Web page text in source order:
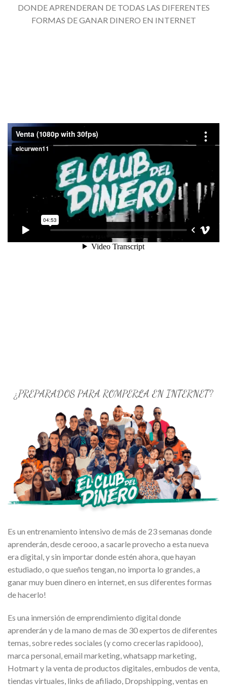
DONDE APRENDERAN DE TODAS LAS DIFERENTES
FORMAS DE GANAR DINERO EN INTERNET
¿PREPARADOS PARA ROMPERLA EN INTERNET?
Es un entrenamiento intensivo de más de 23 semanas donde
aprenderán, desde cerooo, a sacarle provecho a esta nueva
era digital, y sin importar donde estén ahora, que hayan
estudiado, o que sueños tengan, no importa lo grandes, a
ganar muy buen dinero en internet, en sus diferentes formas
de hacerlo!
Es una inmersión de emprendimiento digital donde
aprenderán y de la mano de mas de 30 expertos de diferentes
temas, sobre redes sociales (y como crecerlas rapidooo),
marca personal, email marketing, whatsapp marketing,
Hotmart y la venta de productos digitales, embudos de venta,
tiendas virtuales, links de afiliado, Dropshipping, ventas en